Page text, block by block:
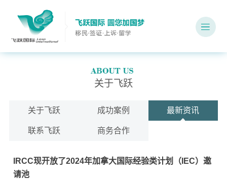
关于飞跃
关于飞跃 成功案例 最新资讯
联系飞跃 商务合作
IRCC现开放了2024年加拿大国际经验类计划（IEC）邀
请池